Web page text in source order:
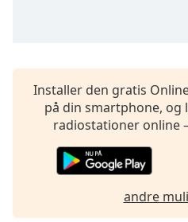
Installer den gratis
på din smartphone,
radiostationer online
andre